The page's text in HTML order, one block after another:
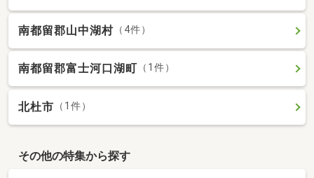
南都留郡山中湖村 （4件）
南都留郡富士河口湖町 （1件）
北杜市 （1件）
その他の特集から探す